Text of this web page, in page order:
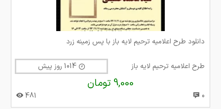
دانلود طرح اعلامیه ترحیم لایه باز با پس زمینه زرد
طرح اعلامیه ترحیم لایه باز 1014 روز پیش
9,000 تومان
0
481